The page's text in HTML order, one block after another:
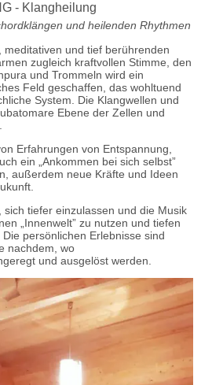
- Klangheilung
und heilenden Rhythmen
und tief berührenden
zugleich kraftvollen Stimme, den
und Trommeln wird ein
Feld geschaffen, das wohltuend
System. Die Klangwellen und
Ebene der Zellen und
Erfahrungen von Entspannung,
ein „Ankommen bei sich selbst”
außerdem neue Kräfte und Ideen
tiefer einzulassen und die Musik
„Innenwelt” zu nutzen und tiefen
persönlichen Erlebnisse sind
nachdem, wo
und ausgelöst werden.